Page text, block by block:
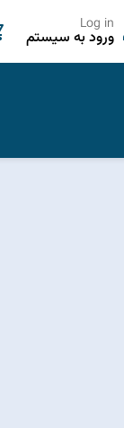
Log in
ورود به سیستم